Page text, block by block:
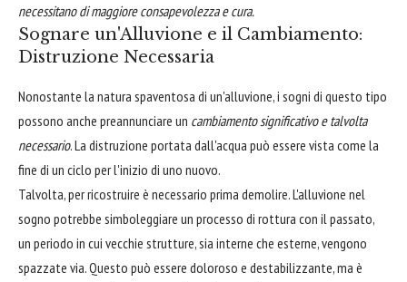
necessitano di maggiore consapevolezza e cura.
Sognare un'Alluvione e il Cambiamento:
Distruzione Necessaria
Nonostante la natura spaventosa di un'alluvione, i sogni di questo tipo
possono anche preannunciare un cambiamento significativo e talvolta
necessario. La distruzione portata dall'acqua può essere vista come la
fine di un ciclo per l'inizio di uno nuovo.
Talvolta, per ricostruire è necessario prima demolire. L'alluvione nel
sogno potrebbe simboleggiare un processo di rottura con il passato,
un periodo in cui vecchie strutture, sia interne che esterne, vengono
spazzate via. Questo può essere doloroso e destabilizzante, ma è